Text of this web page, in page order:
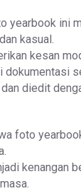
yearbook ini
kasual.
kesan
dokumentasi
diedit
foto
kenangan